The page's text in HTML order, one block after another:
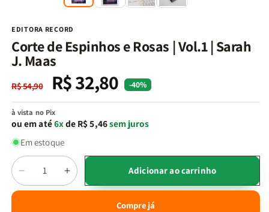
EDITORA RECORD
Corte de Espinhos e Rosas | Vol.1 | Sarah
J. Maas
Preço
normal
R$ 54,90
Preço
promocional
R$ 32,80 -40%
à vista no Pix
ou em até6xde R$ 5,46sem juros
Em estoque
Quantidade
Diminuir
a
Aumentar
a
quantidade
Adicionar ao carrinho
Compre já